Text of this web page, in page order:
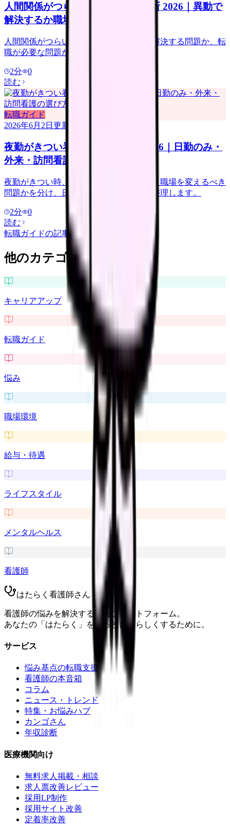
人間関係がつらい看護師の転職判断 2026｜異動で
解決するか職場を変えるか
人間関係がつらい看護師向けに、異動で解決する問題か、転
職が必要な問題かを整理します。
2分
0
読む
転職ガイド
2026年6月2日 更新
夜勤がきつい看護師の転職判断 2026｜日勤のみ・
外来・訪問看護の選び方
夜勤がきつい時、休めば回復する問題か、職場を変えるべき
問題かを分け、日勤のみ求人の注意点を整理します。
2分
0
読む
転職ガイドの記事をもっと見る
他のカテゴリを探す
キャリアアップ
転職ガイド
悩み
職場環境
給与・待遇
ライフスタイル
メンタルヘルス
看護師
はたらく看護師さん
看護師の悩みを解決する総合プラットフォーム。
あなたの「はたらく」をもっと自分らしくするために。
サービス
悩み基点の転職支援
看護師の本音箱
コラム
ニュース・トレンド
特集・お悩みハブ
カンゴさん
年収診断
医療機関向け
無料求人掲載・相談
求人票改善レビュー
採用LP制作
採用サイト改善
定着率改善